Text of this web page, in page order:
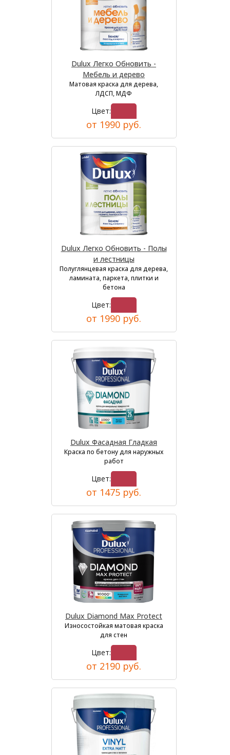
Dulux Легко Обновить -
Мебель и дерево
Матовая краска для дерева,
ЛДСП, МДФ
Цвет:
от 1990 руб.
Dulux Легко Обновить - Полы
и лестницы
Полуглянцевая краска для дерева,
ламината, паркета, плитки и
бетона
Цвет:
от 1990 руб.
Dulux Фасадная Гладкая
Краска по бетону для наружных
работ
Цвет:
от 1475 руб.
Dulux Diamond Max Protect
Износостойкая матовая краска
для стен
Цвет:
от 2190 руб.